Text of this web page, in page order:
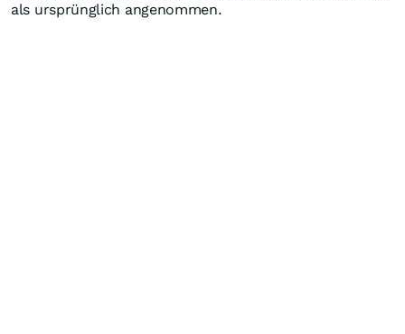
als ursprünglich angenommen.